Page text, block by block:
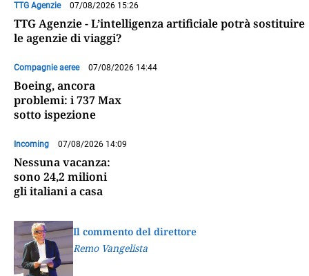
TTG Agenzie 07/08/2026 15:26
TTG Agenzie - L’intelligenza artificiale potrà sostituire
le agenzie di viaggi?
Compagnie aeree 07/08/2026 14:44
Boeing, ancora
problemi: i 737 Max
sotto ispezione
Incoming 07/08/2026 14:09
Nessuna vacanza:
sono 24,2 milioni
gli italiani a casa
Il commento del direttore
Remo Vangelista